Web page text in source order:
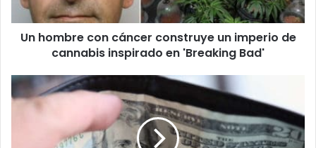
de
cannabis
inspirado
Bad'
Un hombre con cáncer construye un imperio de
cannabis inspirado en 'Breaking Bad'
Representante
pide
aumento